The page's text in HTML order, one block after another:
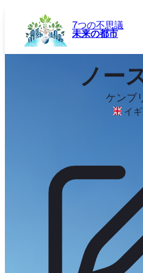
7つの不思議
未来の都市
ノー
ケンブ
イ